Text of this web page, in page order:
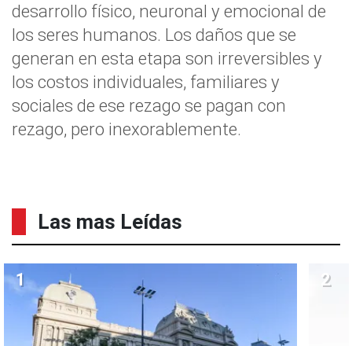
desarrollo físico, neuronal y emocional de
los seres humanos. Los daños que se
generan en esta etapa son irreversibles y
los costos individuales, familiares y
sociales de ese rezago se pagan con
rezago, pero inexorablemente.
Las mas Leídas